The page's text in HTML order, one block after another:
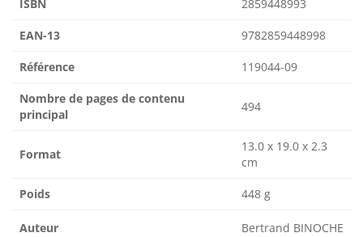
ISBN 2859448993
EAN-13 9782859448998
Référence 119044-09
Nombre de pages de contenu
principal
494
Format
13.0 x 19.0 x 2.3
cm
Poids 448 g
Auteur Bertrand BINOCHE